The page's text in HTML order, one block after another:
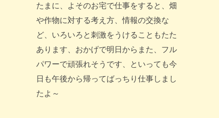
たまに、よそのお宅で仕事をすると、畑
や作物に対する考え方、情報の交換な
ど、いろいろと刺激をうけることもたた
あります、おかげで明日からまた、フル
パワーで頑張れそうです、といっても今
日も午後から帰ってばっちり仕事しまし
たよ～